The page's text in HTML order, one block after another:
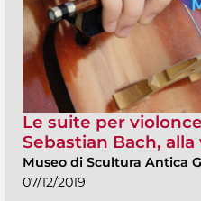
Le suite per
Sebastian Bach, alla
Museo di Scultura Antica
07/12/2019